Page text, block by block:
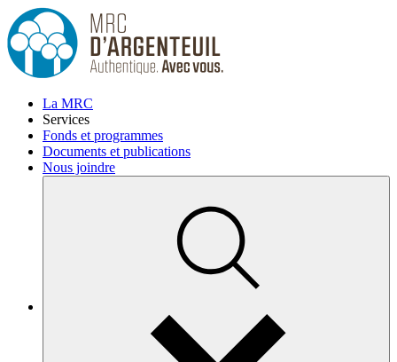
La MRC
Services
Fonds et programmes
Documents et publications
Nous joindre